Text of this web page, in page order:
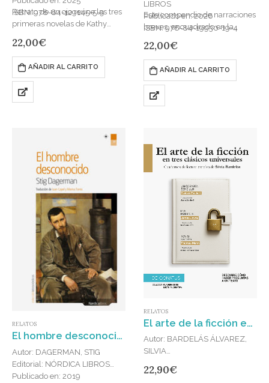
ISBN: 978-84-129145-5-9
Retrato de un ojo reúne las tres
primeras novelas de Kathy
entre su público y originaron su
leyenda….
22,00€
AÑADIR AL CARRITO
LIBROS
Publicado en: 2026
ISBN: 978-84-19930-19-4
Este compendio de narraciones
breves, encuadrado en la
búlgaro, se adentra en las
simas de la subjetividad
explorando la…
22,00€
AÑADIR AL CARRITO
RELATOS
El hombre desconocido
Autor: DAGERMAN, STIG
Editorial: NÓRDICA LIBROS
Publicado en: 2019
RELATOS
El arte de la ficción en tres clásicos universales
Autor: BARDELÁS ÁLVAREZ,
SILVIA
Publicado en: 2025
22,90€